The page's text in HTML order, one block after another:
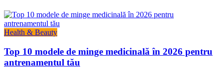
Health & Beauty
Top 10 modele de minge medicinală în 2026 pentru
antrenamentul tău